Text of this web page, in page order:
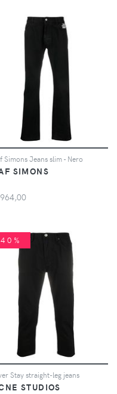
Simons Jeans slim - Nero
SIMONS
964,00
Stay straight-leg jeans
STUDIOS